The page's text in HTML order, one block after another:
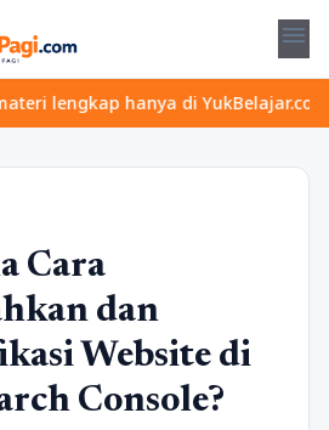
menu
hanya di YukBelajar.com.
Cara
dan
Website di
Console?